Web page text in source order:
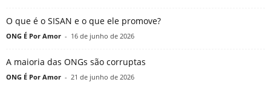
O que é o SISAN e o que ele promove?
ONG É Por Amor - 16 de junho de 2026
A maioria das ONGs são corruptas
ONG É Por Amor - 21 de junho de 2026